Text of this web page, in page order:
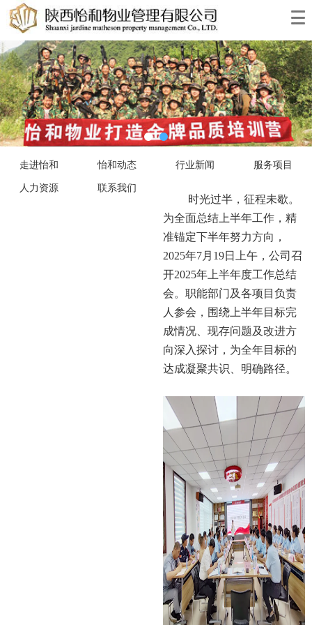
2
走进怡和 怡和动态 行业新闻 服务项目
人力资源 联系我们
时光过半，征程未歇。
为全面总结上半年工作，精
准锚定下半年努力方向，
2025年7月19日上午，公司召
开2025年上半年度工作总结
会。职能部门及各项目负责
人参会，围绕上半年目标完
成情况、现存问题及改进方
向深入探讨，为全年目标的
达成凝聚共识、明确路径。